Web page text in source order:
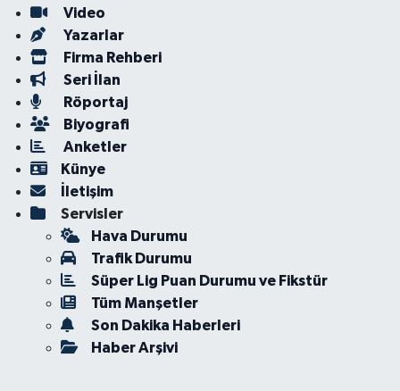
Video
Yazarlar
Firma Rehberi
Seri İlan
Röportaj
Biyografi
Anketler
Künye
İletişim
Servisler
Hava Durumu
Trafik Durumu
Süper Lig Puan Durumu ve Fikstür
Tüm Manşetler
Son Dakika Haberleri
Haber Arşivi